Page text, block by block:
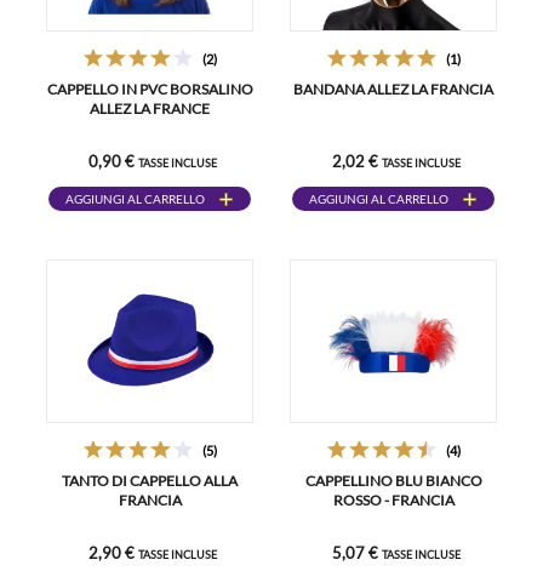
(2)
CAPPELLO IN PVC BORSALINO
ALLEZ LA FRANCE
0,90 € TASSE INCLUSE
AGGIUNGI AL CARRELLO
(1)
BANDANA ALLEZ LA FRANCIA
2,02 € TASSE INCLUSE
AGGIUNGI AL CARRELLO
(5)
TANTO DI CAPPELLO ALLA
FRANCIA
2,90 € TASSE INCLUSE
(4)
CAPPELLINO BLU BIANCO
ROSSO - FRANCIA
5,07 € TASSE INCLUSE